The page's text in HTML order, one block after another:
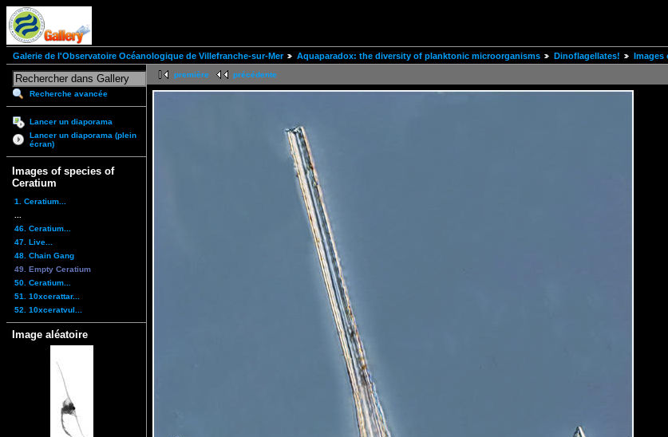
Galerie de l'Observatoire Océanologique de Villefranche-sur-Mer Aquaparadox: the diversity of planktonic microorganisms Dinoflagellates! Images
Recherche avancée
Lancer un diaporama
Lancer un diaporama (plein
écran)
Images of species of
Ceratium
1. Ceratium...
46. Ceratium...
47. Live...
48. Chain Gang
49. Empty Ceratium
50. Ceratium...
51. 10xcerattar...
52. 10xceratvul...
Image aléatoire
première précédente